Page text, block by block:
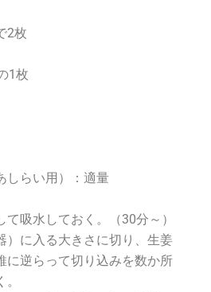
2枚
1枚
しらい用）：適量
吸水しておく。（30分～）
）に入る大きさに切り、生姜
に逆らって切り込みを数か所